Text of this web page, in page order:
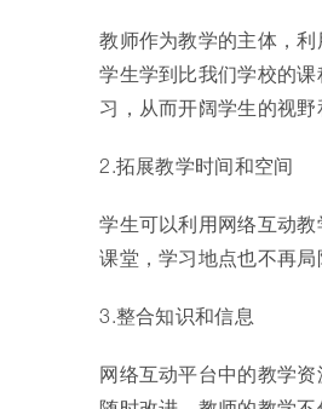
教师作为教学的主体，
学生学到比我们学校的
习，从而开阔学生的视野
2.拓展教学时间和空间
学生可以利用网络互动
课堂，学习地点也不再局
3.整合知识和信息
网络互动平台中的教学